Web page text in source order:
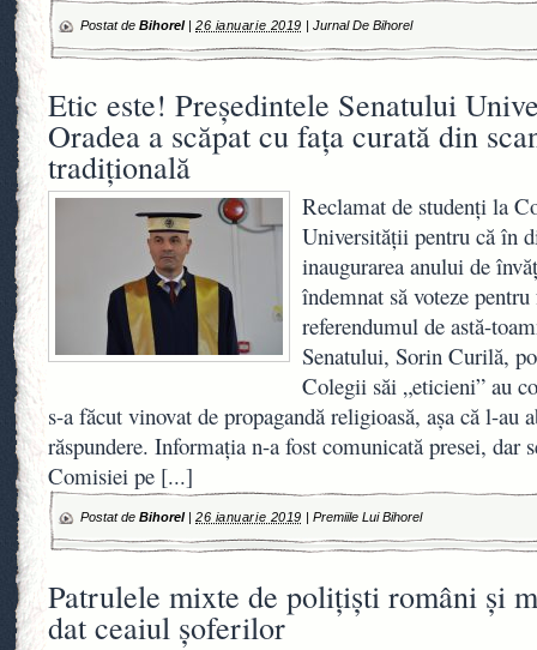
Postat de Bihorel| 26 ianuarie 2019 | Jurnal De Bihorel
Etic este! Președintele Senatului
Oradea a scăpat cu fața curată din
tradițională
Reclamat de studenţi la
Universităţii pentru că în
inaugurarea anului de
îndemnat să voteze
referendumul de astă-
Senatului, Sorin Curilă,
Colegii săi „eticieni” au
s-a făcut vinovat de propagandă religioasă, aşa că l-au
răspundere. Informaţia n-a fost comunicată presei, dar
Comisiei pe [...]
Postat de Bihorel| 26 ianuarie 2019 | Premiile Lui Bihorel
Patrulele mixte de polițiști români și
dat ceaiul șoferilor